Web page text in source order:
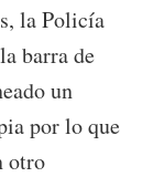
la Policía
barra de
un
por lo que
otro